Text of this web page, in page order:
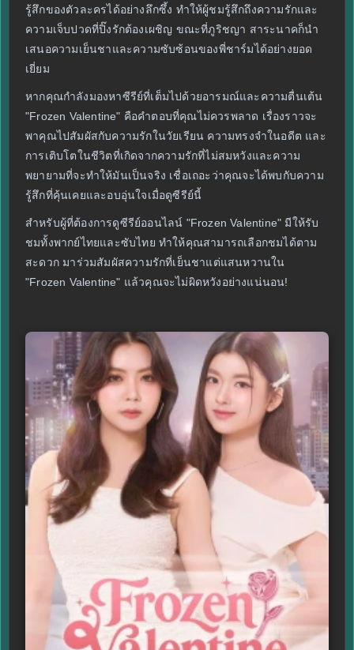
รู้สึกของตัวละครได้อย่างลึกซึ้ง ทำให้ผู้ชมรู้สึกถึงความรักและ
ความเจ็บปวดที่ปิ๊งรักต้องเผชิญ ขณะที่ภูริชญา สาระนาคก็นำ
เสนอความเย็นชาและความซับซ้อนของพี่ชาร์มได้อย่างยอด
เยี่ยม
หากคุณกำลังมองหาซีรีย์ที่เต็มไปด้วยอารมณ์และความตื่นเต้น
"Frozen Valentine" คือคำตอบที่คุณไม่ควรพลาด เรื่องราวจะ
พาคุณไปสัมผัสกับความรักในวัยเรียน ความทรงจำในอดีต และ
การเติบโตในชีวิตที่เกิดจากความรักที่ไม่สมหวังและความ
พยายามที่จะทำให้มันเป็นจริง เชื่อเถอะว่าคุณจะได้พบกับความ
รู้สึกที่คุ้นเคยและอบอุ่นใจเมื่อดูซีรีย์นี้
สำหรับผู้ที่ต้องการดูซีรีย์ออนไลน์ "Frozen Valentine" มีให้รับ
ชมทั้งพากย์ไทยและซับไทย ทำให้คุณสามารถเลือกชมได้ตาม
สะดวก มาร่วมสัมผัสความรักที่เย็นชาแต่แสนหวานใน
"Frozen Valentine" แล้วคุณจะไม่ผิดหวังอย่างแน่นอน!